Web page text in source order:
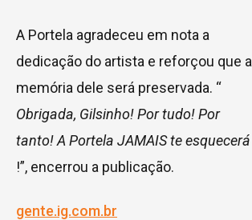
A Portela agradeceu em nota a
dedicação do artista e reforçou que a
memória dele será preservada. “
Obrigada, Gilsinho! Por tudo! Por
tanto! A Portela JAMAIS te esquecerá
!”, encerrou a publicação.
gente.ig.com.br